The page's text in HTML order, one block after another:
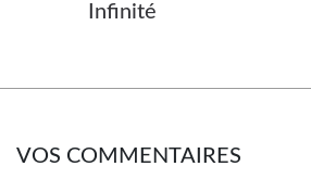
Infinité
VOS COMMENTAIRES